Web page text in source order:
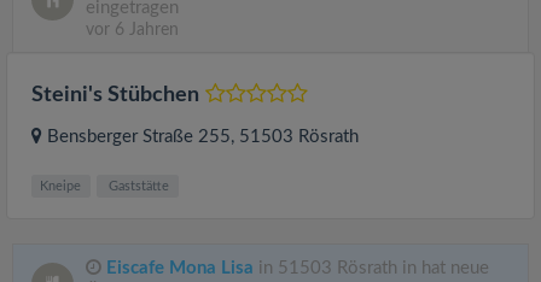
eingetragen
vor 6 Jahren
Steini's Stübchen
Bensberger Straße 255, 51503 Rösrath
Kneipe Gaststätte
Eiscafe Mona Lisa in 51503 Rösrath in hat neue